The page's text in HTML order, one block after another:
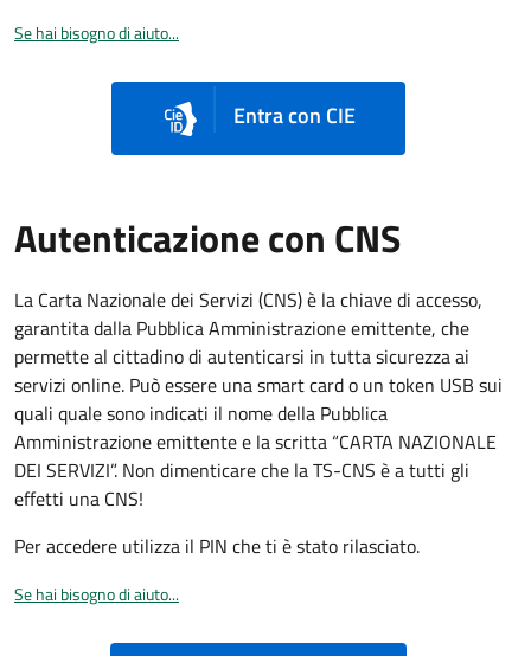
Se hai bisogno di aiuto...
Entra con CIE
Autenticazione con CNS
La Carta Nazionale dei Servizi (CNS) è la chiave di accesso,
garantita dalla Pubblica Amministrazione emittente, che
permette al cittadino di autenticarsi in tutta sicurezza ai
servizi online. Può essere una smart card o un token USB sui
quali quale sono indicati il nome della Pubblica
Amministrazione emittente e la scritta “CARTA NAZIONALE
DEI SERVIZI”. Non dimenticare che la TS-CNS è a tutti gli
effetti una CNS!
Per accedere utilizza il PIN che ti è stato rilasciato.
Se hai bisogno di aiuto...